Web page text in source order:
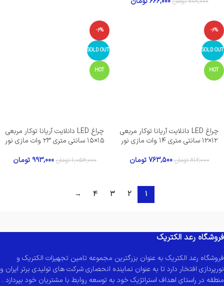
-6%
SOLD OUT
HOT
چراغ LED دانلایت آریانا توکار مربعی
۱۲×۱۲ سانتی متری ۱۴ وات مازی نور
812,000 تومان 763,500 تومان
-6%
SOLD OUT
HOT
چراغ LED دانلایت آریانا توکار مربعی
۱۵×۱۵ سانتی متری ۲۳ وات مازی نور
1,056,000 تومان 993,000 تومان
1
2
3
4
→
فروشگاه رعد الکتریک
فروشگاه رعد الکتریک به عنوان بزرگترین مجموعه تامین تجهیزات الکتریک و
نورپردازی افتخار دارد تا به عنوان نماینده انحصاری شرکت های تولیدی برتر ایران و
منطقه در راستای اهداف استراتژیک خود به توسعه روابط با مشتریان خود بپردازد .